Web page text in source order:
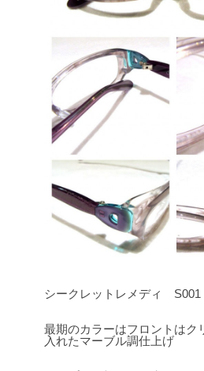
シークレットレメディ
最期のカラーはフロントはク
入れたマーブル調仕上げ